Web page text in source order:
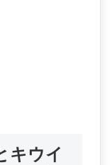
キウイ